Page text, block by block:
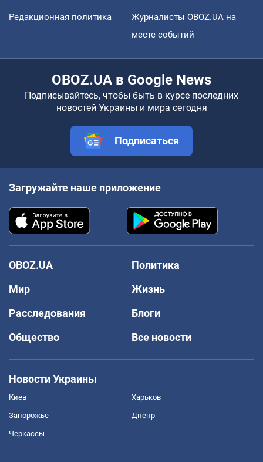
Редакционная политика
Журналисты OBOZ.UA на
месте событий
OBOZ.UA в Google News
Подписывайтесь, чтобы быть в курсе последних
новостей Украины и мира сегодня
Подписаться
Загружайте наше приложение
OBOZ.UA
Политика
Мир
Жизнь
Расследования
Блоги
Общество
Все новости
Новости Украины
Киев Харьков
Запорожье Днепр
Черкассы